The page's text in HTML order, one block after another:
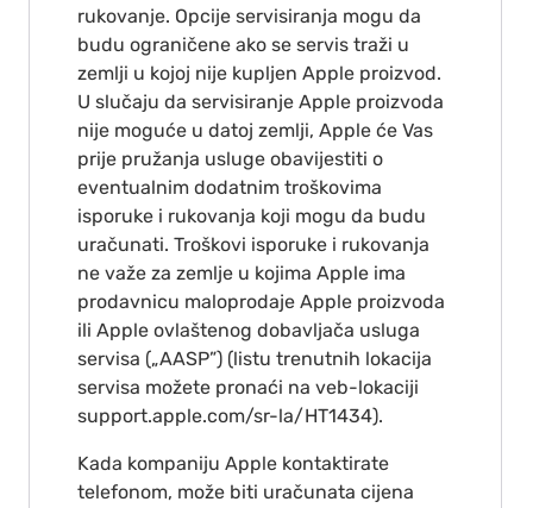
rukovanje. Opcije servisiranja mogu da
budu ograničene ako se servis traži u
zemlji u kojoj nije kupljen Apple proizvod.
U slučaju da servisiranje Apple proizvoda
nije moguće u datoj zemlji, Apple će Vas
prije pružanja usluge obavijestiti o
eventualnim dodatnim troškovima
isporuke i rukovanja koji mogu da budu
uračunati. Troškovi isporuke i rukovanja
ne važe za zemlje u kojima Apple ima
prodavnicu maloprodaje Apple proizvoda
ili Apple ovlaštenog dobavljača usluga
servisa („AASP”) (listu trenutnih lokacija
servisa možete pronaći na veb-lokaciji
support.apple.com/sr-la/HT1434).
Kada kompaniju Apple kontaktirate
telefonom, može biti uračunata cijena